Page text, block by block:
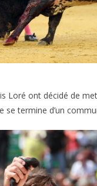
Loré ont décidé de
se termine d’un